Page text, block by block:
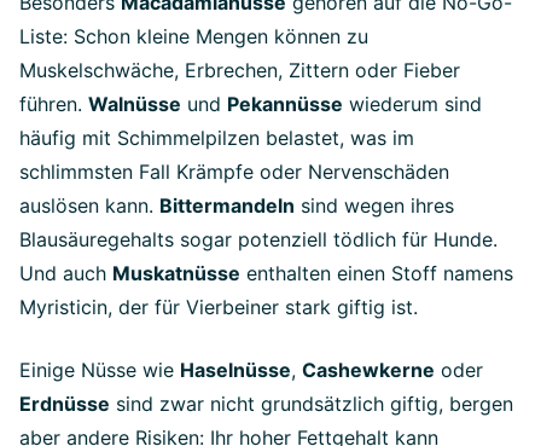
Liste: Schon kleine Mengen können zu
Muskelschwäche, Erbrechen, Zittern oder Fieber
führen. Walnüsse und Pekannüsse wiederum sind
häufig mit Schimmelpilzen belastet, was im
schlimmsten Fall Krämpfe oder Nervenschäden
auslösen kann. Bittermandeln sind wegen ihres
Blausäuregehalts sogar potenziell tödlich für Hunde.
Und auch Muskatnüsse enthalten einen Stoff namens
Myristicin, der für Vierbeiner stark giftig ist.
Einige Nüsse wie Haselnüsse, Cashewkerne oder
Erdnüsse sind zwar nicht grundsätzlich giftig, bergen
aber andere Risiken: Ihr hoher Fettgehalt kann